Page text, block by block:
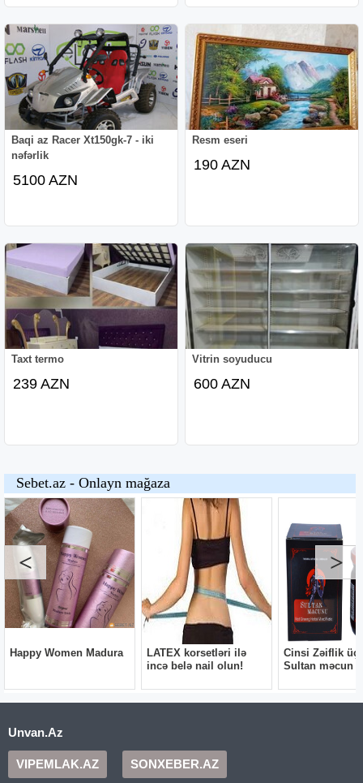
Baqi az Racer Xt150gk-7 - iki
nəfərlik
5100 AZN
Resm eseri
190 AZN
Taxt termo
239 AZN
Vitrin soyuducu
600 AZN
Unvan.Az
VIPEMLAK.AZ SONXEBER.AZ